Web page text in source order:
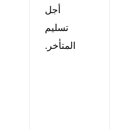
أجل
تسليم
المتأخر.